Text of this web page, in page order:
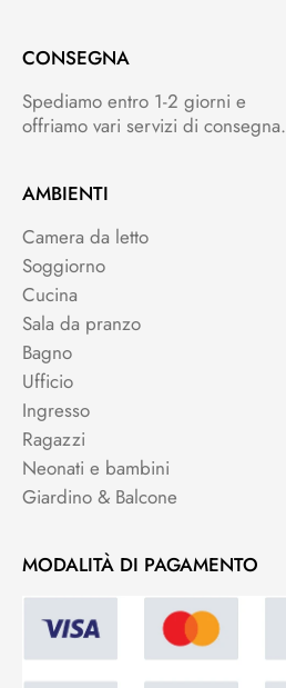
CONSEGNA
Spediamo entro 1-2 giorni e
offriamo vari servizi di consegna.
AMBIENTI
Camera da letto
Soggiorno
Cucina
Sala da pranzo
Bagno
Ufficio
Ingresso
Ragazzi
Neonati e bambini
Giardino & Balcone
MODALITÀ DI PAGAMENTO